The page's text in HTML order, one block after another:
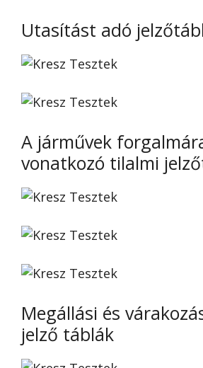
Utasítást adó
A járművek
vonatkozó tilalmi
Megállási és
jelző táblák